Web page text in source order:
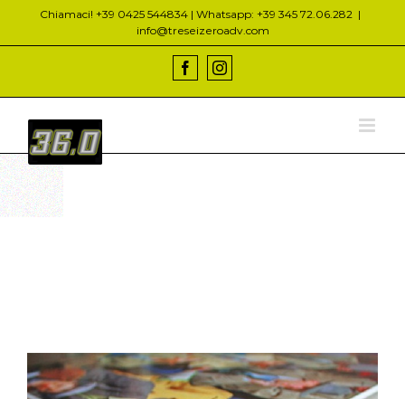
contenuto
Chiamaci! +39 0425 544834 | Whatsapp: +39 345 72.06.282 |
info@treseizeroadv.com
FacebookInstagram